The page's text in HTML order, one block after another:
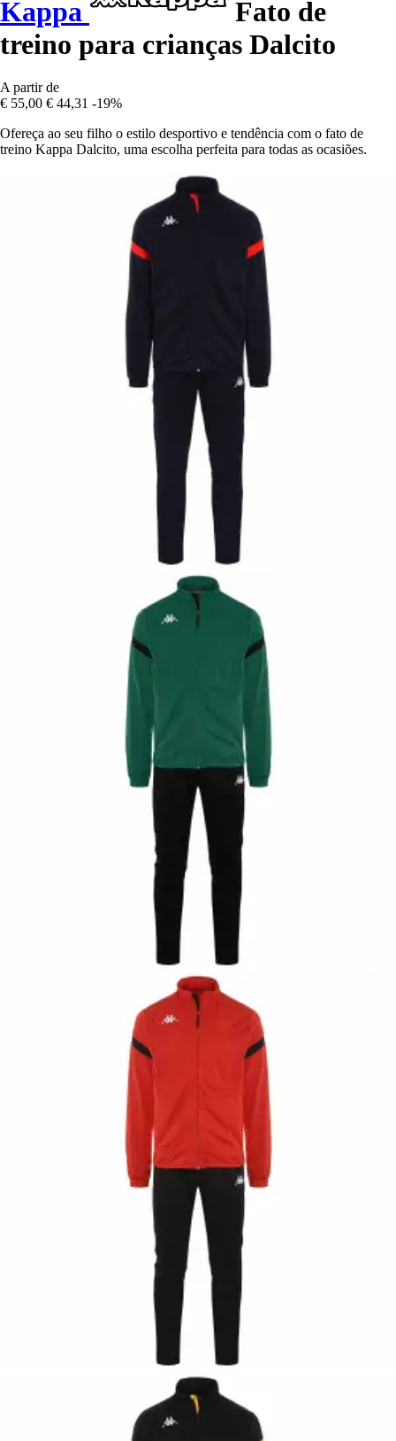
Kappa
Fato de
treino para crianças Dalcito
A partir de
€ 55,00 € 44,31 -19%
Ofereça ao seu filho o estilo desportivo e tendência com o fato de
treino Kappa Dalcito, uma escolha perfeita para todas as ocasiões.